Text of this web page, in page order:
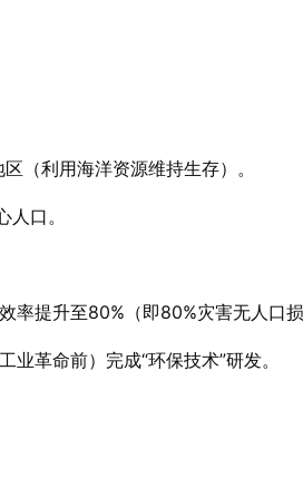
（利用海洋资源维持生存）。
口。
率提升至80%（即80%灾害无人口损
革命前）完成“环保技术”研发。